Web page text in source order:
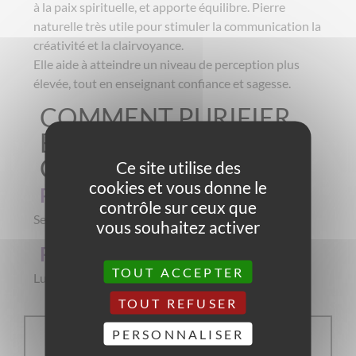
à la paix spirituelle, et apporte équilibre. Pierre
naturelle très utile pour stimuler la communication la
créativité et la clairvoyance.
Elle aide à atteindre un niveau de perception plus
élevée, tout en enseignant confiance et sagesse.
COMMENT PURIFIER
ET RECHARGER LA
CÉLESTINE ?
Purification :
Sel (indirect), terre, encens
Recharge :
Lune, amas de quartz ou d’améthyste
Ce site utilise des
cookies et vous donne le
contrôle sur ceux que
vous souhaitez activer
TOUT ACCEPTER
TOUT REFUSER
PERSONNALISER